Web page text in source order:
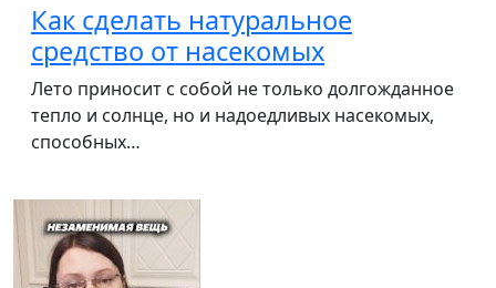
Как сделать натуральное
средство от насекомых
Лето приносит с собой не только долгожданное
тепло и солнце, но и надоедливых насекомых,
способных…